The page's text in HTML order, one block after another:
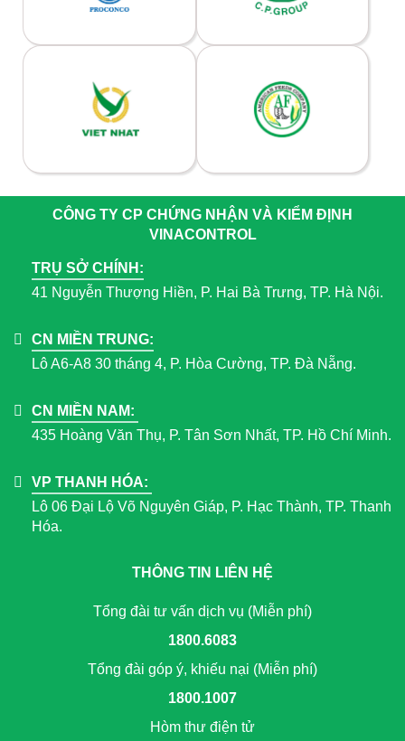
CÔNG TY CP CHỨNG NHẬN VÀ KIỂM ĐỊNH
VINACONTROL
TRỤ SỞ CHÍNH:
41 Nguyễn Thượng Hiền, P. Hai Bà Trưng, TP. Hà Nội.
CN MIỀN TRUNG:
Lô A6-A8 30 tháng 4, P. Hòa Cường, TP. Đà Nẵng.
CN MIỀN NAM:
435 Hoàng Văn Thụ, P. Tân Sơn Nhất, TP. Hồ Chí Minh.
VP THANH HÓA:
Lô 06 Đại Lộ Võ Nguyên Giáp, P. Hạc Thành, TP. Thanh
Hóa.
THÔNG TIN LIÊN HỆ
Tổng đài tư vấn dịch vụ (Miễn phí)
1800.6083
Tổng đài góp ý, khiếu nại (Miễn phí)
1800.1007
Hòm thư điện tử